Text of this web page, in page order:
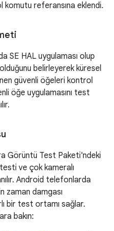
komutu referansına eklendi.
SE HAL uygulaması olup
belirleyerek küresel
güvenli öğeleri kontrol
öğe uygulamasını test
Görüntü Test Paketi'ndeki
ve çok kameralı
Android telefonlarda
zaman damgası
bir test ortamı sağlar.
bakın: